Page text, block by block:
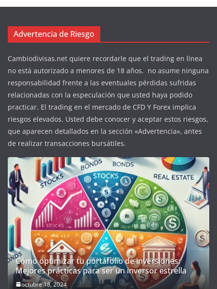
Advertencia de Riesgo
Cambiodivisas.net quiere recordarle que el trading en línea
no está autorizado a menores de 18 años. no asume ninguna
responsabilidad frente a las eventuales pérdidas sufridas
relacionadas con la especulación que usted haya podido
practicar. El trading en el mercado de CFD Y Forex implica
riesgos elevados. Usted debe conocer y aceptar estos riesgos,
que aparecen detallados en la sección «Advertencia», antes
de realizar transacciones bursátiles.
Cómo optimizar tu portafolio de inversiones:
Mejores prácticas para ser un inversor estrella
octubre 18, 2024